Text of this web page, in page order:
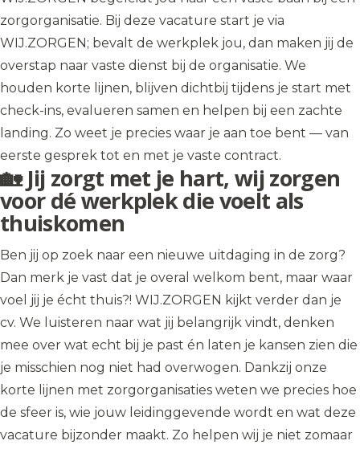
zorgorganisatie. Bij deze vacature start je via
WIJ.ZORGEN; bevalt de werkplek jou, dan maken jij de
overstap naar vaste dienst bij de organisatie. We
houden korte lijnen, blijven dichtbij tijdens je start met
check-ins, evalueren samen en helpen bij een zachte
landing. Zo weet je precies waar je aan toe bent — van
eerste gesprek tot en met je vaste contract.
🏡 Jij zorgt met je hart, wij zorgen
voor dé werkplek die voelt als
thuiskomen
Ben jij op zoek naar een nieuwe uitdaging in de zorg?
Dan merk je vast dat je overal welkom bent, maar waar
voel jij je écht thuis?! WIJ.ZORGEN kijkt verder dan je
cv. We luisteren naar wat jij belangrijk vindt, denken
mee over wat echt bij je past én laten je kansen zien die
je misschien nog niet had overwogen. Dankzij onze
korte lijnen met zorgorganisaties weten we precies hoe
de sfeer is, wie jouw leidinggevende wordt en wat deze
vacature bijzonder maakt. Zo helpen wij je niet zomaar